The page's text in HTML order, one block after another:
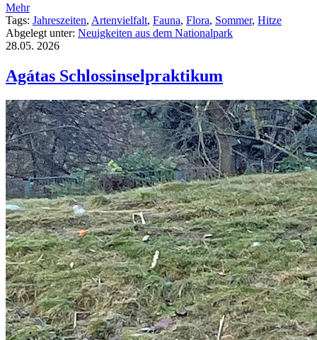
Mehr
Tags: Jahreszeiten, Artenvielfalt, Fauna, Flora, Sommer, Hitze
Abgelegt unter: Neuigkeiten aus dem Nationalpark
28.05. 2026
Agátas Schlossinselpraktikum